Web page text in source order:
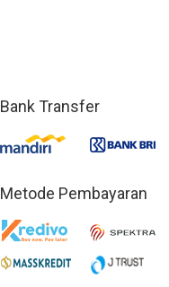
Bank Transfer
Metode Pembayaran